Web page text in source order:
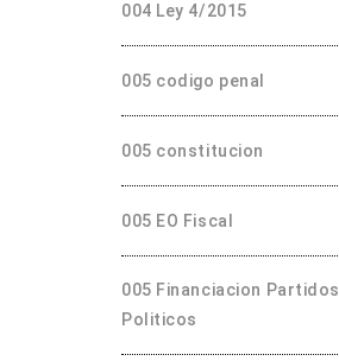
004 Ley 4/2015
005 codigo penal
005 constitucion
005 EO Fiscal
005 Financiacion Partidos
Politicos